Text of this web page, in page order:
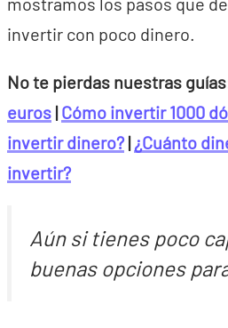
invertir con poco dinero.
No te pierdas nuestras
euros |Cómo invertir 1000
invertir dinero? |¿Cuánto
invertir?
Aún si tienes poco
buenas opciones